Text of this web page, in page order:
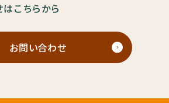
こちらから
お問い合わせ